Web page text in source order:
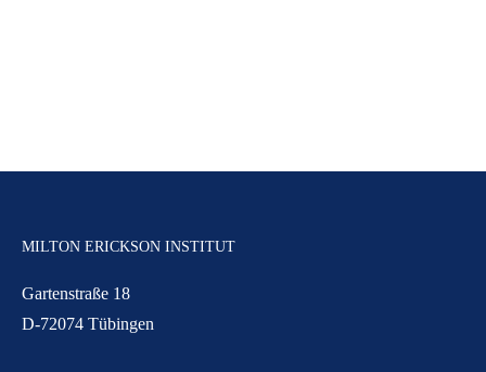
MILTON ERICKSON INSTITUT
Gartenstraße 18
D-72074 Tübingen